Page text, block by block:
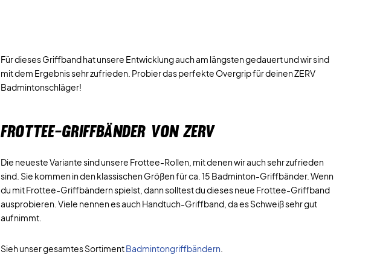
Für dieses Griffband hat unsere Entwicklung auch am längsten gedauert und wir sind
mit dem Ergebnis sehr zufrieden. Probier das perfekte Overgrip für deinen ZERV
Badmintonschläger!
FROTTEE-GRIFFBÄNDER VON ZERV
Die neueste Variante sind unsere Frottee-Rollen, mit denen wir auch sehr zufrieden
sind. Sie kommen in den klassischen Größen für ca. 15 Badminton-Griffbänder. Wenn
du mit Frottee-Griffbändern spielst, dann solltest du dieses neue Frottee-Griffband
ausprobieren. Viele nennen es auch Handtuch-Griffband, da es Schweiß sehr gut
aufnimmt.
Sieh unser gesamtes SortimentBadmintongriffbändern